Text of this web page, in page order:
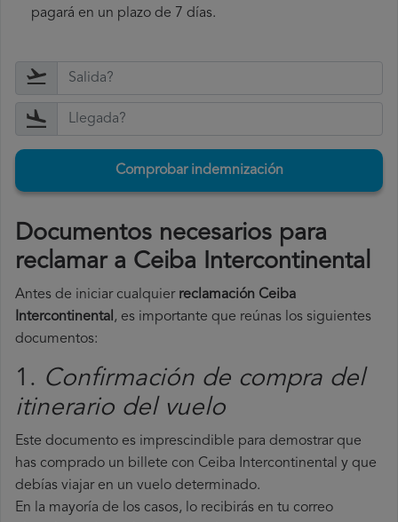
pagará en un plazo de 7 días.
Comprobar indemnización
Documentos necesarios para
reclamar a Ceiba Intercontinental
Antes de iniciar cualquier reclamación Ceiba
Intercontinental, es importante que reúnas los siguientes
documentos:
1. Confirmación de compra del
itinerario del vuelo
Este documento es imprescindible para demostrar que
has comprado un billete con Ceiba Intercontinental y que
debías viajar en un vuelo determinado.
En la mayoría de los casos, lo recibirás en tu correo